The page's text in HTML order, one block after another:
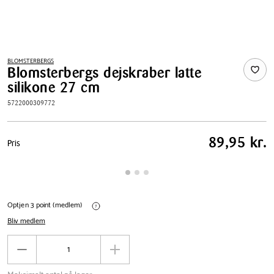
BLOMSTERBERGS
Blomsterbergs dejskraber latte
silikone 27 cm
5722000309772
Pris
tabel
Pris 89,95 kr.
Optjen 3 point (medlem)
Bliv medlem
Antal
antal
Øg